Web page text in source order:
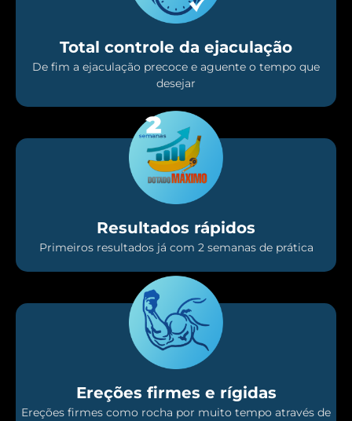
Total controle da ejaculação
De fim a ejaculação precoce e aguente o tempo que
desejar
Resultados rápidos
Primeiros resultados já com 2 semanas de prática
Ereções firmes e rígidas
Ereções firmes como rocha por muito tempo através de